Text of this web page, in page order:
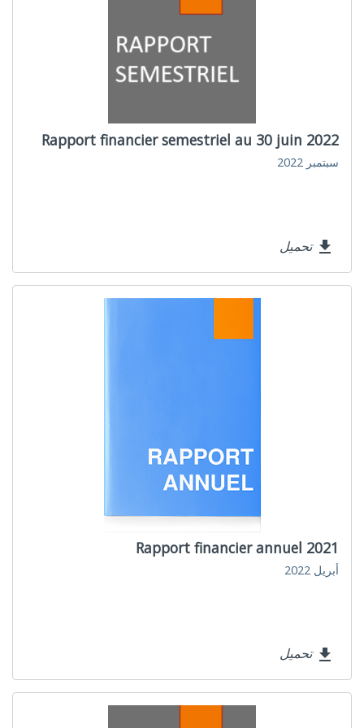
Rapport financier semestriel au 30 juin 2022
سبتمبر 2022
file_download تحميل
Rapport financier annuel 2021
أبريل 2022
file_download تحميل